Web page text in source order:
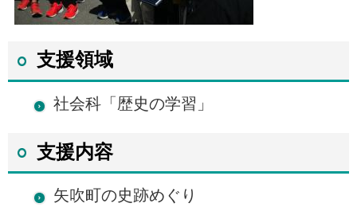
支援領域
社会科「歴史の学習」
支援内容
矢吹町の史跡めぐり